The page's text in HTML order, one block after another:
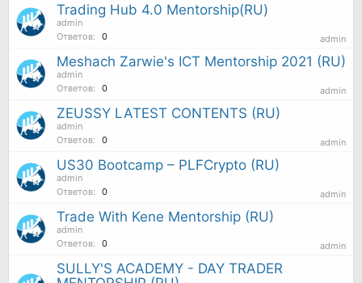
Trading Hub 4.0 Mentorship(RU)
admin
Ответов:
0 admin
Meshach Zarwie's ICT Mentorship 2021 (RU)
admin
Ответов:
0 admin
ZEUSSY LATEST CONTENTS (RU)
admin
Ответов:
0 admin
US30 Bootcamp – PLFCrypto (RU)
admin
Ответов:
0 admin
Trade With Kene Mentorship (RU)
admin
Ответов:
0 admin
SULLY'S ACADEMY - DAY TRADER